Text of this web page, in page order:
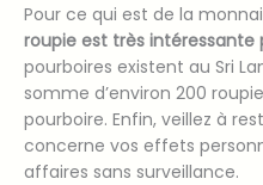
Pour ce qui est de la
roupie est très intéressante
pourboires existent au Sri
somme d’environ 200
pourboire. Enfin, veillez à
concerne vos effets
affaires sans surveillance.